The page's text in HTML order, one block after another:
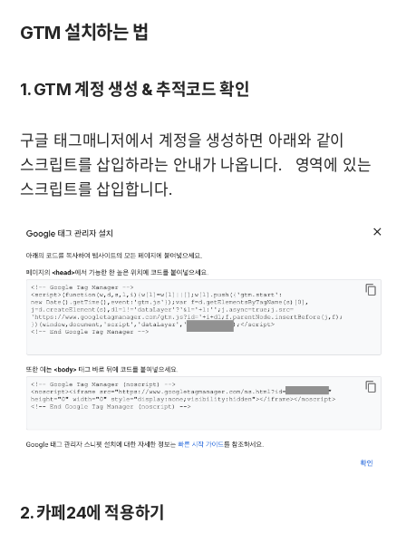
GTM 설치하는 법
구글 태그매니저에서 계정을 생성하면 아래와 같이
스크립트를 삽입하라는 안내가 나옵니다.   영역에 있는
스크립트를 삽입합니다.
2. 카페24에 적용하기